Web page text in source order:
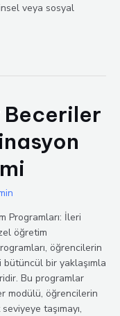
veya sosyal
Beceriler
Programları: İleri
öğretim
öğrencilerin
bir yaklaşımla
Bu programlar
modülü, öğrencilerin
taşımayı,